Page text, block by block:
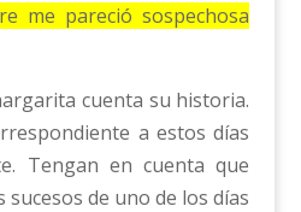
me pareció sospechosa
cuenta su historia.
a estos días
Tengan en cuenta que
de uno de los días